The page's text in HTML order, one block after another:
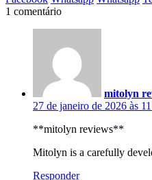
1 comentário
mitolyn
27 de janeiro de 2026 às
**mitolyn reviews**
Mitolyn is a carefully
Responder